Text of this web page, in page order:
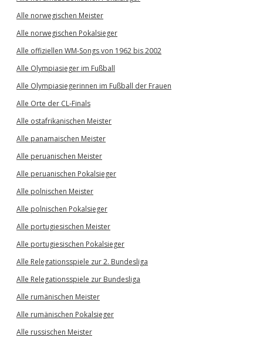
Alle norwegischen Meister
Alle norwegischen Pokalsieger
Alle offiziellen WM-Songs von 1962 bis 2002
Alle Olympiasieger im Fußball
Alle Olympiasiegerinnen im Fußball der Frauen
Alle Orte der CL-Finals
Alle ostafrikanischen Meister
Alle panamaischen Meister
Alle peruanischen Meister
Alle peruanischen Pokalsieger
Alle polnischen Meister
Alle polnischen Pokalsieger
Alle portugiesischen Meister
Alle portugiesischen Pokalsieger
Alle Relegationsspiele zur 2. Bundesliga
Alle Relegationsspiele zur Bundesliga
Alle rumänischen Meister
Alle rumänischen Pokalsieger
Alle russischen Meister